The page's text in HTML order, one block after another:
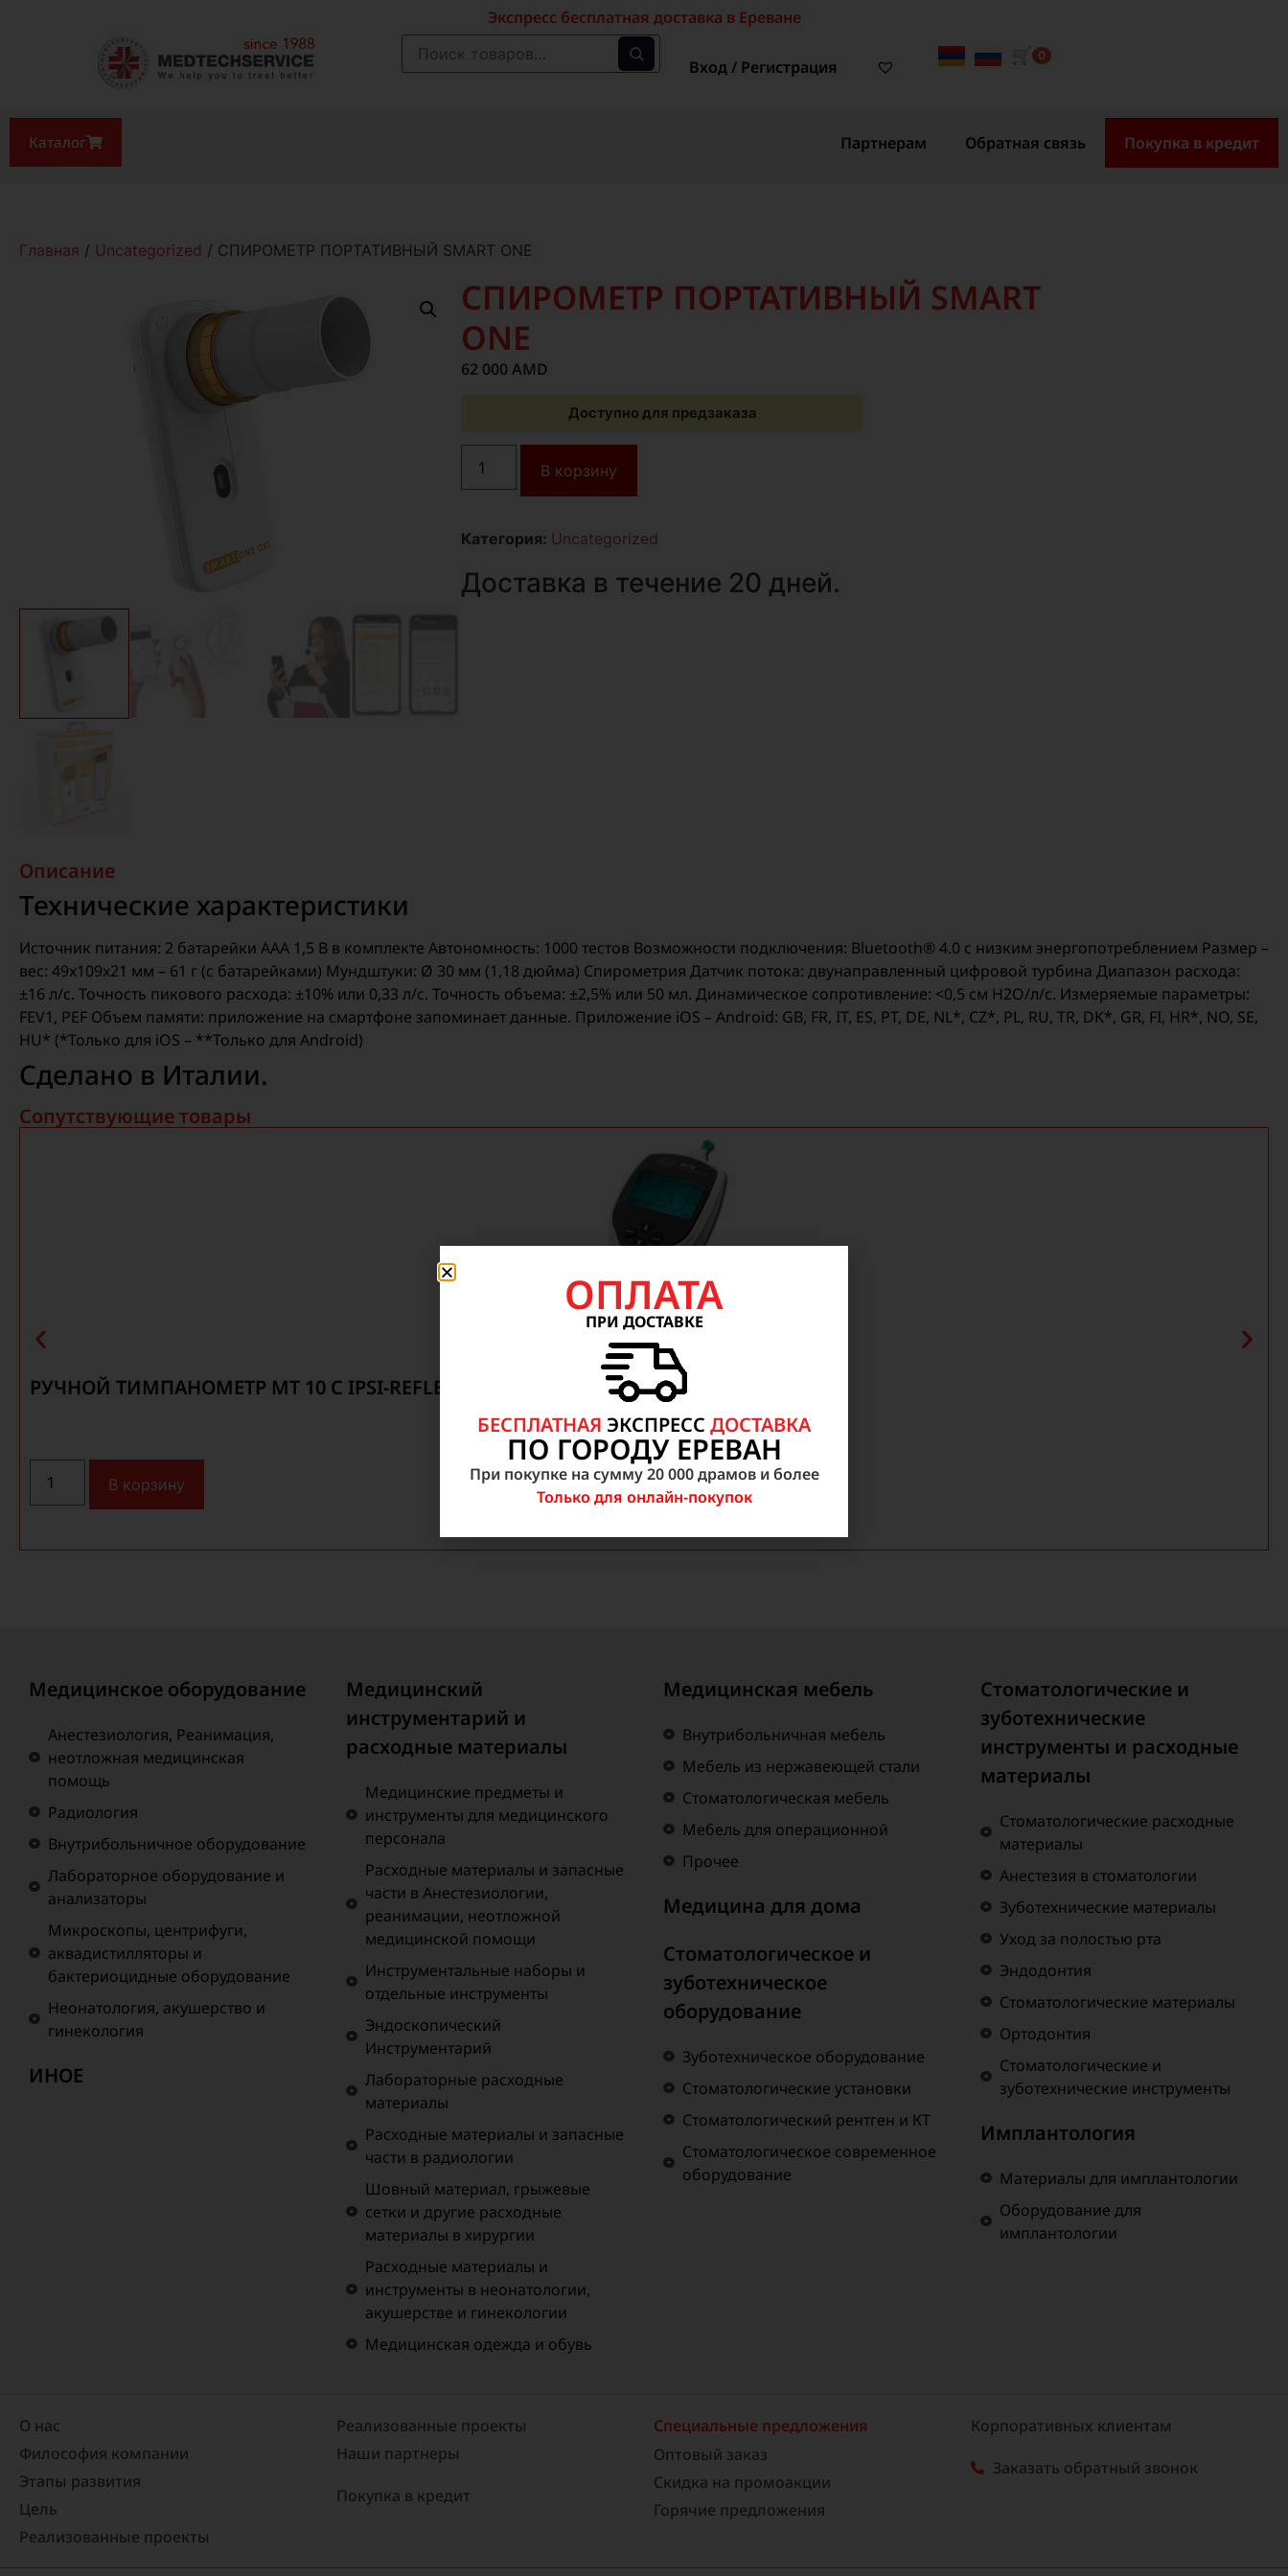
Экспресс бесплатная доставка в Ереване
Вход / Регистрация
🛒 0
Каталог Партнерам Обратная связь Покупка в кредит
Главная / Uncategorized / СПИРОМЕТР ПОРТАТИВНЫЙ SMART ONE
СПИРОМЕТР ПОРТАТИВНЫЙ SMART
ONE
62 000AMD
Доступно для предзаказа
В корзину
Категория: Uncategorized
Доставка в течение 20 дней.
Описание
Технические характеристики
Источник питания: 2 батарейки AAA 1,5 В в комплекте Автономность: 1000 тестов Возможности подключения: Bluetooth® 4.0 с низким энергопотреблением Размер –
вес: 49x109x21 мм – 61 г (с батарейками) Мундштуки: Ø 30 мм (1,18 дюйма) Спирометрия Датчик потока: двунаправленный цифровой турбина Диапазон расхода:
±16 л/с. Точность пикового расхода: ±10% или 0,33 л/с. Точность объема: ±2,5% или 50 мл. Динамическое сопротивление: <0,5 см H2O/л/с. Измеряемые параметры:
FEV1, PEF Объем памяти: приложение на смартфоне запоминает данные. Приложение iOS – Android: GB, FR, IT, ES, PT, DE, NL*, CZ*, PL, RU, TR, DK*, GR, FI, HR*, NO, SE,
HU* (*Только для iOS – **Только для Android)
Сделано в Италии.
Сопутствующие товары
РУЧНОЙ ТИМПАНОМЕТР MT 10 С IPSI-REFLEX
1 850 000AMD
В корзину
Медицинское оборудование
Анестезиология, Реанимация,
неотложная медицинская
помощь
Радиология
Внутрибольничное оборудование
Лабораторное оборудование и
анализаторы
Микроскопы, центрифуги,
аквадистилляторы и
бактериоцидные оборудование
Неонатология, акушерство и
гинекология
ИНОЕ
Медицинский
инструментарий и
расходные материалы
Медицинские предметы и
инструменты для медицинского
персонала
Расходные материалы и запасные
части в Анестезиологии,
реанимации, неотложной
медицинской помощи
Инструментальные наборы и
отдельные инструменты
Эндоскопический
Инструментарий
Лабораторные расходные
материалы
Расходные материалы и запасные
части в радиологии
Шовный материал, грыжевые
сетки и другие расходные
материалы в хирургии
Расходные материалы и
инструменты в неонатологии,
акушерстве и гинекологии
Медицинская одежда и обувь
Медицинская мебель
Внутрибольничная мебель
Мебель из нержавеющей стали
Стоматологическая мебель
Мебель для операционной
Прочее
Медицина для дома
Стоматологическое и
зуботехническое
оборудование
Зуботехническое оборудование
Стоматологические установки
Стоматологический рентген и КТ
Стоматологическое современное
оборудование
Стоматологические и
зуботехнические
инструменты и расходные
материалы
Стоматологические расходные
материалы
Анестезия в стоматологии
Зуботехнические материалы
Уход за полостью рта
Эндодонтия
Стоматологические материалы
Ортодонтия
Стоматологические и
зуботехнические инструменты
Имплантология
Материалы для имплантологии
Оборудование для
имплантологии
О нас
Философия компании
Этапы развития
Цель
Реализованные проекты​
Реализованные проекты
Наши партнеры
Покупка в кредит
Специальные предложения
Оптовый заказ
Скидка на промоакции
Горячие предложения
Корпоративных клиентам
Заказать обратный звонок
ОПЛАТА
ПРИ ДОСТАВКЕ
БЕСПЛАТНАЯ ЭКСПРЕСС ДОСТАВКА
ПО ГОРОДУ ЕРЕВАН
При покупке на сумму 20 000 драмов и более
Только для онлайн-покупок